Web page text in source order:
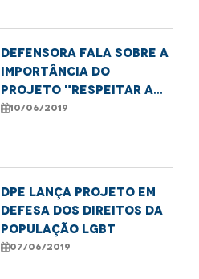
Defensora fala sobre a
importância do
projeto "Respeitar a
Diferença é Viver sem
10/06/2019
DPE lança projeto em
defesa dos direitos da
população LGBT
07/06/2019